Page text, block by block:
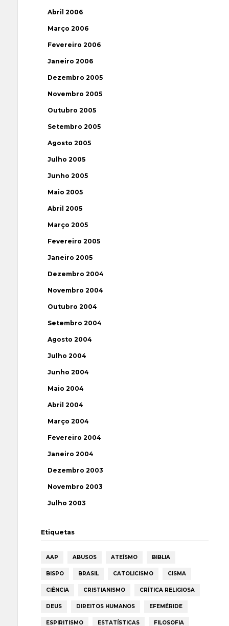
Abril 2006
Março 2006
Fevereiro 2006
Janeiro 2006
Dezembro 2005
Novembro 2005
Outubro 2005
Setembro 2005
Agosto 2005
Julho 2005
Junho 2005
Maio 2005
Abril 2005
Março 2005
Fevereiro 2005
Janeiro 2005
Dezembro 2004
Novembro 2004
Outubro 2004
Setembro 2004
Agosto 2004
Julho 2004
Junho 2004
Maio 2004
Abril 2004
Março 2004
Fevereiro 2004
Janeiro 2004
Dezembro 2003
Novembro 2003
Julho 2003
Etiquetas
AAP ABUSOS ATEÍSMO BIBLIA
BISPO BRASIL CATOLICISMO CISMA
CIÊNCIA CRISTIANISMO CRÍTICA RELIGIOSA
DEUS DIREITOS HUMANOS EFEMÉRIDE
ESPIRITISMO ESTATÍSTICAS FILOSOFIA